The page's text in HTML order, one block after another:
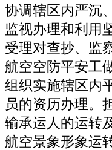
协调辖区内严沉
监视办理和利用
受理对查抄、监
航空空防平安工
组织实施辖区内
员的资历办理。
输承运人的运转
航空景象形象运